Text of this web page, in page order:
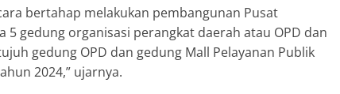
bertahap melakukan pembangunan Pusat
5 gedung organisasi perangkat daerah atau OPD dan
gedung OPD dan gedung Mall Pelayanan Publik
2024,” ujarnya.